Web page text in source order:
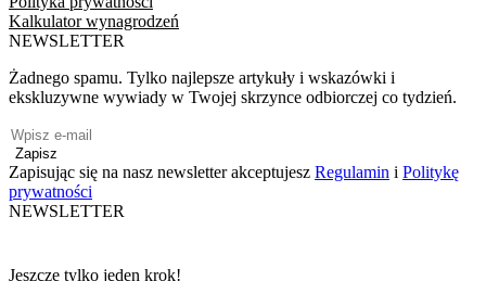
Kalkulator wynagrodzeń
NEWSLETTER
Żadnego spamu. Tylko najlepsze artykuły i wskazówki i
ekskluzywne wywiady w Twojej skrzynce odbiorczej co tydzień.
Zapisz
Zapisując się na nasz newsletter akceptujesz Regulamin i Politykę
prywatności
NEWSLETTER
Jeszcze tylko jeden krok!